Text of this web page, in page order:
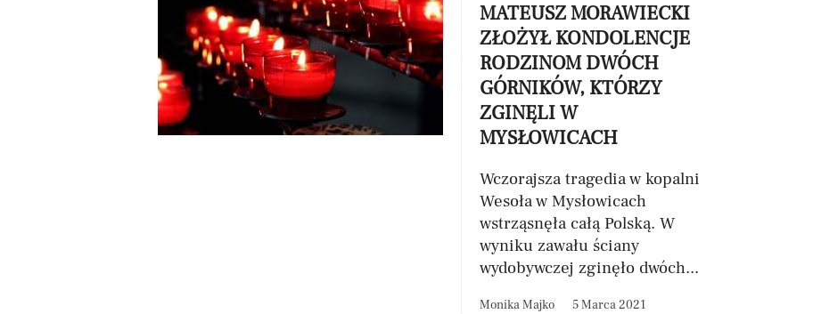
MATEUSZ MORAWIECKI
ZŁOŻYŁ KONDOLENCJE
RODZINOM DWÓCH
GÓRNIKÓW, KTÓRZY
ZGINĘLI W
MYSŁOWICACH
Wczorajsza tragedia w kopalni
Wesoła w Mysłowicach
wstrząsnęła całą Polską. W
wyniku zawału ściany
wydobywczej zginęło dwóch...
Monika Majko 5 Marca 2021